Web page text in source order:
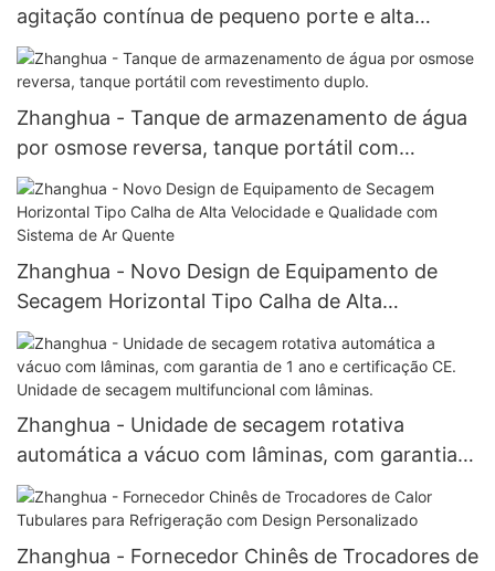
agitação contínua de pequeno porte e alta
qualidade, utilizado em reatores de laboratório.
Zhanghua - Tanque de armazenamento de água
por osmose reversa, tanque portátil com
revestimento duplo.
Zhanghua - Novo Design de Equipamento de
Secagem Horizontal Tipo Calha de Alta
Velocidade e Qualidade com Sistema de Ar
Quente
Zhanghua - Unidade de secagem rotativa
automática a vácuo com lâminas, com garantia
de 1 ano e certificação CE. Unidade de secagem
multifuncional com lâminas.
Zhanghua - Fornecedor Chinês de Trocadores de